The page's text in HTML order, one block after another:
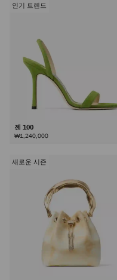
인기 트렌드
젠 100
₩1,240,000
새로운 시즌